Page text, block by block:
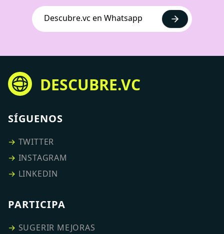
Descubre.vc en Whatsapp
DESCUBRE.VC
SÍGUENOS
→ TWITTER
→ INSTAGRAM
→ LINKEDIN
PARTICIPA
→ SUGERIR MEJORAS